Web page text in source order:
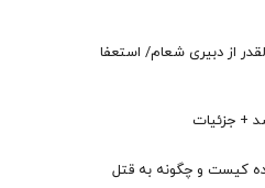
از دبیری شعام/ استعفا
+ جزئیات
کیست و چگونه به قتل